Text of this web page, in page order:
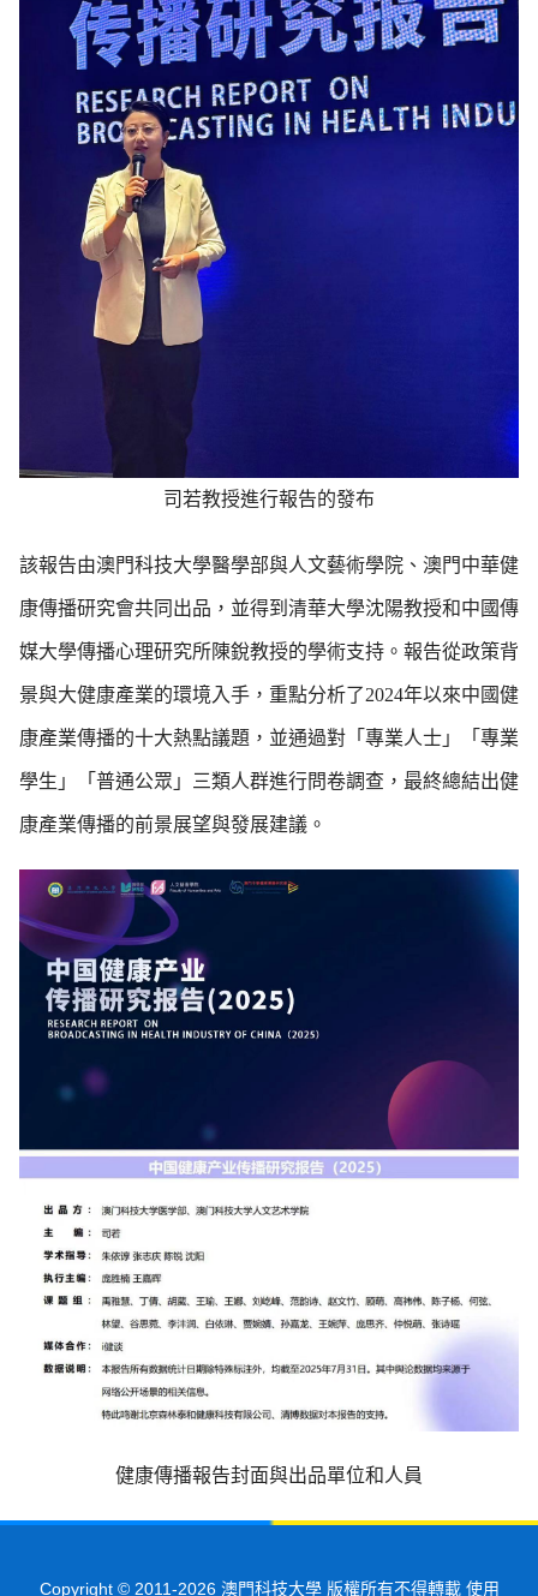
司若教授進行報告的發布
該報告由澳門科技大學醫學部與人文藝術學院、澳門中華健
康傳播研究會共同出品，並得到清華大學沈陽教授和中國傳
媒大學傳播心理研究所陳銳教授的學術支持。報告從政策背
景與大健康產業的環境入手，重點分析了2024年以來中國健
康產業傳播的十大熱點議題，並通過對「專業人士」「專業
學生」「普通公眾」三類人群進行問卷調查，最終總結出健
康產業傳播的前景展望與發展建議。
健康傳播報告封面與出品單位和人員
Copyright © 2011-2026澳門科技大學 版權所有不得轉載 使用